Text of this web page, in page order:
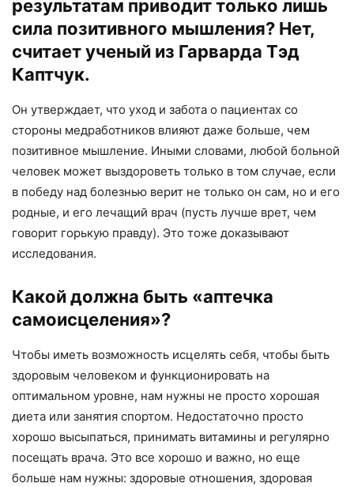
результатам приводит только лишь
сила позитивного мышления? Нет,
считает ученый из Гарварда Тэд
Каптчук.
Он утверждает, что уход и забота о пациентах со
стороны медработников влияют даже больше, чем
позитивное мышление. Иными словами, любой больной
человек может выздороветь только в том случае, если
в победу над болезнью верит не только он сам, но и его
родные, и его лечащий врач (пусть лучше врет, чем
говорит горькую правду). Это тоже доказывают
исследования.
Какой должна быть «аптечка
самоисцеления»?
Чтобы иметь возможность исцелять себя, чтобы быть
здоровым человеком и функционировать на
оптимальном уровне, нам нужны не просто хорошая
диета или занятия спортом. Недостаточно просто
хорошо высыпаться, принимать витамины и регулярно
посещать врача. Это все хорошо и важно, но еще
больше нам нужны: здоровые отношения, здоровая